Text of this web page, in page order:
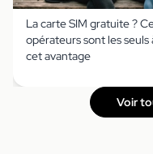
La carte SIM gratuite ?
opérateurs sont les seuls
cet avantage
Voir